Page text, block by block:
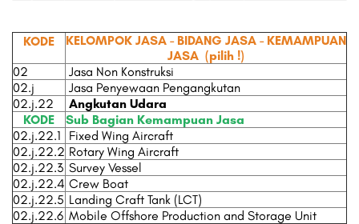
KODE
KELOMPOK JASA - BIDANG JASA - KEMAMPUAN
JASA (pilih !)
02
Jasa Non Konstruksi
02.j
Jasa Penyewaan Pengangkutan
02.j.22
Angkutan Udara
KODE
Sub Bagian Kemampuan Jasa
02.j.22.1
Fixed Wing Aircraft
02.j.22.2 Rotary Wing Aircraft
02.j.22.3 Survey Vessel
02.j.22.4 Crew Boat
02.j.22.5 Landing Craft Tank (LCT)
02.j.22.6 Mobile Offshore Production and Storage Unit